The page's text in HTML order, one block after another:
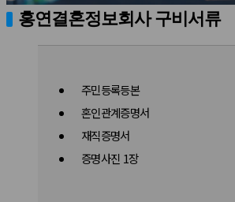
홍연결혼정보회사 구비서류
주민등록등본
혼인관계증명서
재직증명서
증명사진 1장